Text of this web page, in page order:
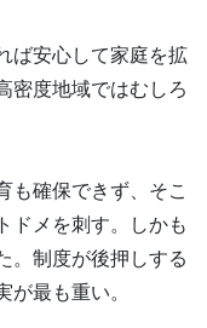
ば安心して家庭を拡
密度地域ではむしろ
も確保できず、そこ
ドメを刺す。しかも
。制度が後押しする
が最も重い。